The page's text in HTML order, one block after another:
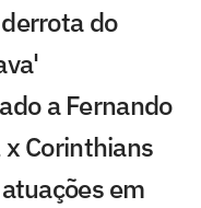
do
a Fernando
Corinthians
em